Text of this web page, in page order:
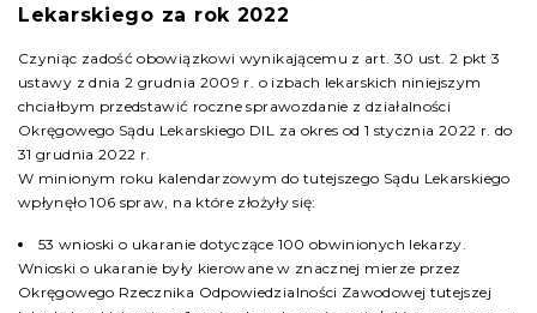
Lekarskiego za rok 2022
Czyniąc zadość obowiązkowi wynikającemu z art. 30 ust. 2 pkt 3
ustawy z dnia 2 grudnia 2009 r. o izbach lekarskich niniejszym
chciałbym przedstawić roczne sprawozdanie z działalności
Okręgowego Sądu Lekarskiego DIL za okres od 1 stycznia 2022 r. do
31 grudnia 2022 r.
W minionym roku kalendarzowym do tutejszego Sądu Lekarskiego
wpłynęło 106 spraw, na które złożyły się:
53 wnioski o ukaranie dotyczące 100 obwinionych lekarzy.
Wnioski o ukaranie były kierowane w znacznej mierze przez
Okręgowego Rzecznika Odpowiedzialności Zawodowej tutejszej